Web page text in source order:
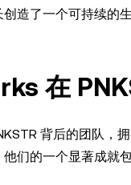
造了一个可持续的生
在
背后的团队，
们的一个显著成就